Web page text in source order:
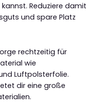
Reduziere damit
und spare Platz
rechtzeitig für
wie
Luftpolsterfolie.
dir eine große